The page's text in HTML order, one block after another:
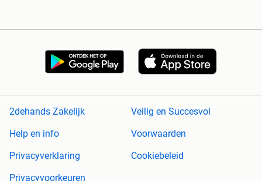
2dehands Zakelijk
Veilig en Succesvol
Help en info
Voorwaarden
Privacyverklaring
Cookiebeleid
Privacyvoorkeuren